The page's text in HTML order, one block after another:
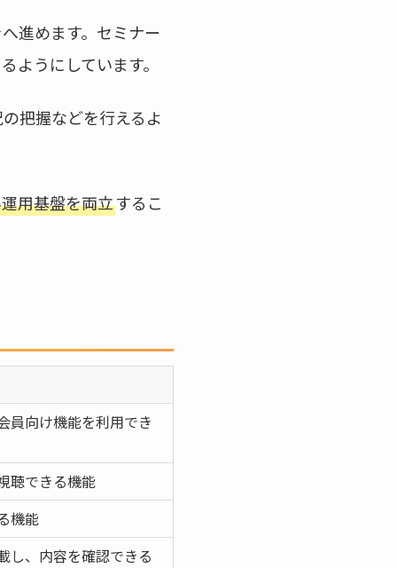
進めます。セミナー
ようにしています。
把握などを行えるよ
用基盤を両立するこ
員向け機能を利用でき
聴できる機能
機能
し、内容を確認できる